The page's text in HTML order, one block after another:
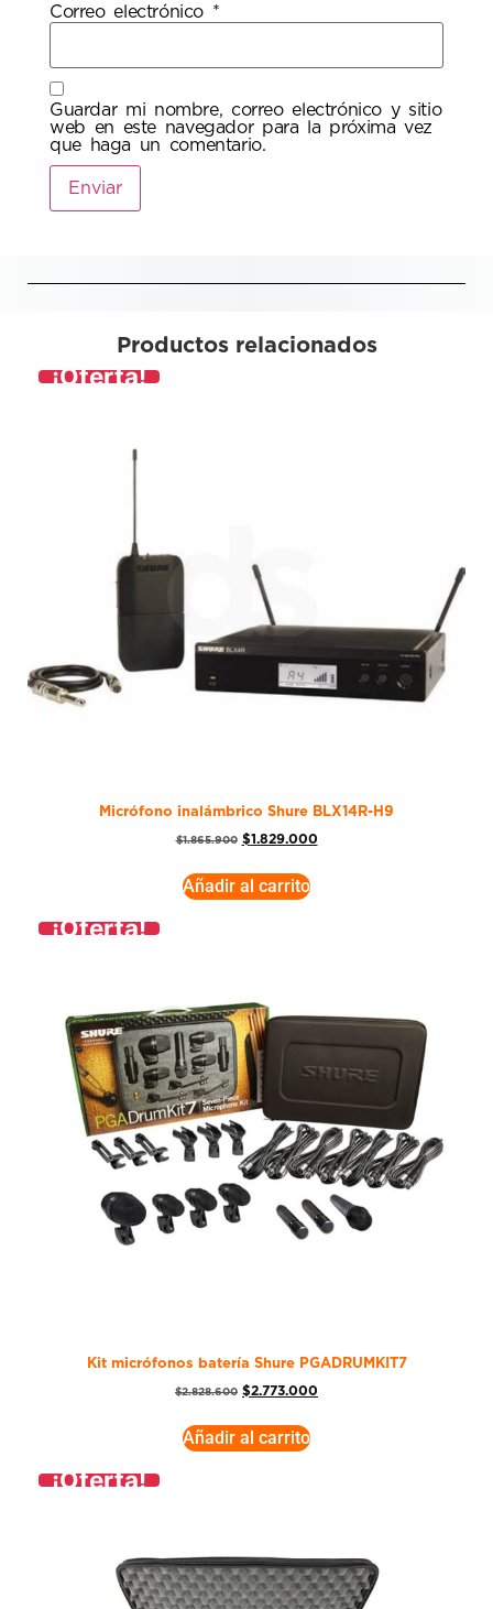
Correo electrónico *
Guardar mi nombre, correo electrónico y sitio
web en este navegador para la próxima vez
que haga un comentario.
Productos relacionados
¡Oferta!
Micrófono inalámbrico Shure BLX14R-H9
$1.865.900 $1.829.000
Añadir al carrito
¡Oferta!
Kit micrófonos batería Shure PGADRUMKIT7
$2.828.600 $2.773.000
Añadir al carrito
¡Oferta!